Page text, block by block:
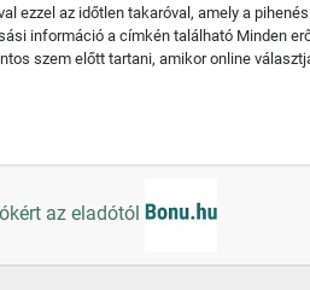
ezzel az időtlen takaróval, amely a
információ a címkén található Minden
szem előtt tartani, amikor online
az eladótól